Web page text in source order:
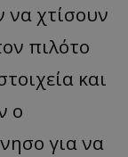
χτίσουν
πιλότο
και
ο
για να